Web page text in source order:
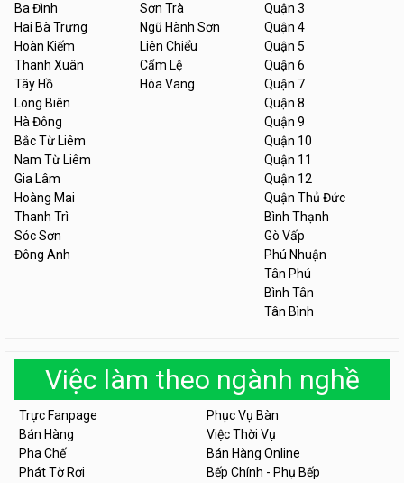
Ba Đình
Hai Bà Trưng
Hoàn Kiếm
Thanh Xuân
Tây Hồ
Long Biên
Hà Đông
Bắc Từ Liêm
Nam Từ Liêm
Gia Lâm
Hoàng Mai
Thanh Trì
Sóc Sơn
Đông Anh
Sơn Trà
Ngũ Hành Sơn
Liên Chiểu
Cẩm Lệ
Hòa Vang
Quận 3
Quận 4
Quận 5
Quận 6
Quận 7
Quận 8
Quận 9
Quận 10
Quận 11
Quận 12
Quận Thủ Đức
Bình Thạnh
Gò Vấp
Phú Nhuận
Tân Phú
Bình Tân
Tân Bình
Việc làm theo ngành nghề
Trực Fanpage
Phục Vụ Bàn
Bán Hàng
Việc Thời Vụ
Pha Chế
Bán Hàng Online
Phát Tờ Rơi
Bếp Chính - Phụ Bếp